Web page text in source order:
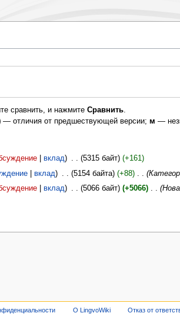
сравнить, и нажмите Сравнить.
— отличия от предшествующей версии; м —
вклад 5315 байт
+161
вклад 5154 байта +88 ‎
вклад 5066 байт +5066 ‎
О LingvoWiki Отказ от